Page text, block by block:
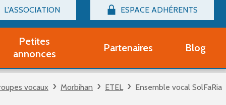
L'ASSOCIATION
Billetterie
adhérent Groupe Vocal
adhérent Partenaire
un compte Découverte
ESPACE ADHÉRENTS
Connexion
Petites
annonces
d'occasion
Partenaires Blog
vocaux Morbihan ETEL Ensemble vocal SolFaRia